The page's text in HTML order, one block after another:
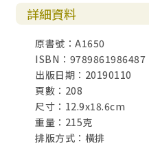
重要的選擇／關於假教師
根基／順服之路／講這話的
討論指引 187
帶領者指南 191
詳細資料
原書號：A1650
ISBN：9789861986487
出版日期：20190110
頁數：208
尺寸：12.9x18.6cm
重量：215克
排版方式：橫排